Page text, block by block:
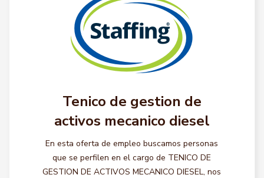
Tenico de gestion de
activos mecanico diesel
En esta oferta de empleo buscamos personas
que se perfilen en el cargo de TENICO DE
GESTION DE ACTIVOS MECANICO DIESEL, nos